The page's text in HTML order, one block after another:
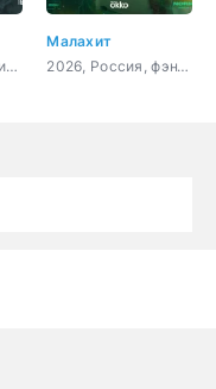
2025, Россия, триллер
Малахит
2026, Россия, фэнтези, приключения, семейный